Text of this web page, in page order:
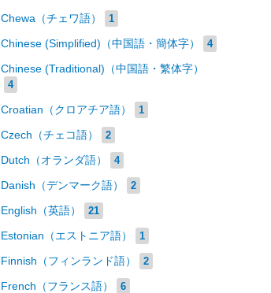
Chewa（チェワ語） 1
Chinese (Simplified)（中国語・簡体字） 4
Chinese (Traditional)（中国語・繁体字）
4
Croatian（クロアチア語） 1
Czech（チェコ語） 2
Dutch（オランダ語） 4
Danish（デンマーク語） 2
English（英語） 21
Estonian（エストニア語） 1
Finnish（フィンランド語） 2
French（フランス語） 6